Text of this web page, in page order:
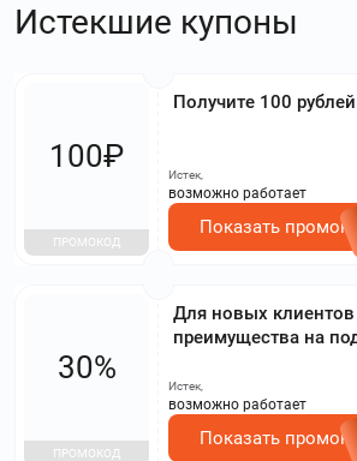
Истекшие купоны
Получите 100
100₽
ПРОМОКОД
Истек,
возможно работает
Показать
Для новых клиентов
преимущества на
30%
ПРОМОКОД
Истек,
возможно работает
Показать